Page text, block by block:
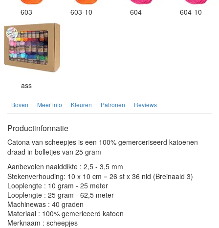
603 603-10 604 604-10
ass
Boven Meer info Kleuren Patronen Reviews
Productinformatie
Catona van scheepjes is een 100% gemerceriseerd katoenen
draad in bolletjes van 25 gram
Aanbevolen naalddikte : 2,5 - 3,5 mm
Stekenverhouding: 10 x 10 cm = 26 st x 36 nld (Breinaald 3)
Looplengte : 10 gram - 25 meter
Looplengte : 25 gram - 62,5 meter
Machinewas : 40 graden
Materiaal : 100% gemericeerd katoen
Merknaam : scheepjes